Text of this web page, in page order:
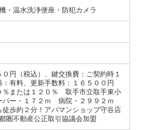
・温水洗浄便座・防犯カメラ
円（税込）、鍵交換費：ご契約時１
有料、更新手数料：１６５００円
または１２０％ 取手市立取手東小
ー・１７２ｍ 病院・２９９２ｍ
歩約２分！アパマンショップ守谷店
不動産公正取引協議会加盟